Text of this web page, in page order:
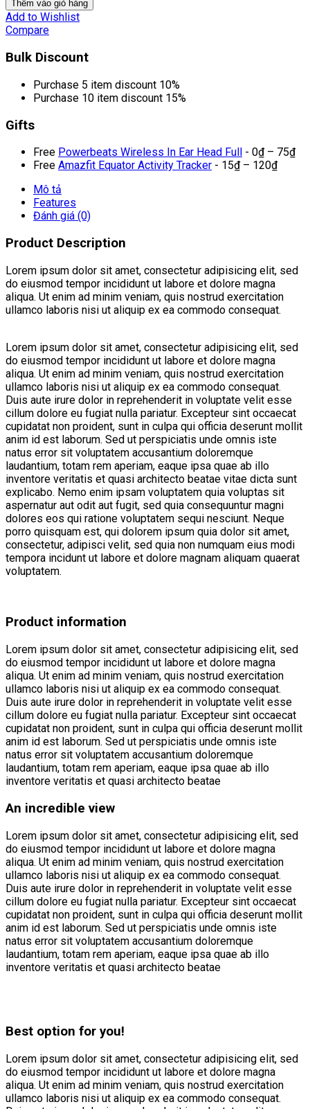
Thêm vào giỏ hàng
Add to Wishlist
Compare
Bulk Discount
Purchase 5 item discount 10%
Purchase 10 item discount 15%
Gifts
Free Powerbeats Wireless In Ear Head Full - 0₫– 75₫
Free Amazfit Equator Activity Tracker - 15₫– 120₫
Mô tả
Features
Đánh giá (0)
Product Description
Lorem ipsum dolor sit amet, consectetur adipisicing elit, sed
do eiusmod tempor incididunt ut labore et dolore magna
aliqua. Ut enim ad minim veniam, quis nostrud exercitation
ullamco laboris nisi ut aliquip ex ea commodo consequat.
Lorem ipsum dolor sit amet, consectetur adipisicing elit, sed
do eiusmod tempor incididunt ut labore et dolore magna
aliqua. Ut enim ad minim veniam, quis nostrud exercitation
ullamco laboris nisi ut aliquip ex ea commodo consequat.
Duis aute irure dolor in reprehenderit in voluptate velit esse
cillum dolore eu fugiat nulla pariatur. Excepteur sint occaecat
cupidatat non proident, sunt in culpa qui officia deserunt mollit
anim id est laborum. Sed ut perspiciatis unde omnis iste
natus error sit voluptatem accusantium doloremque
laudantium, totam rem aperiam, eaque ipsa quae ab illo
inventore veritatis et quasi architecto beatae vitae dicta sunt
explicabo. Nemo enim ipsam voluptatem quia voluptas sit
aspernatur aut odit aut fugit, sed quia consequuntur magni
dolores eos qui ratione voluptatem sequi nesciunt. Neque
porro quisquam est, qui dolorem ipsum quia dolor sit amet,
consectetur, adipisci velit, sed quia non numquam eius modi
tempora incidunt ut labore et dolore magnam aliquam quaerat
voluptatem.
Product information
Lorem ipsum dolor sit amet, consectetur adipisicing elit, sed
do eiusmod tempor incididunt ut labore et dolore magna
aliqua. Ut enim ad minim veniam, quis nostrud exercitation
ullamco laboris nisi ut aliquip ex ea commodo consequat.
Duis aute irure dolor in reprehenderit in voluptate velit esse
cillum dolore eu fugiat nulla pariatur. Excepteur sint occaecat
cupidatat non proident, sunt in culpa qui officia deserunt mollit
anim id est laborum. Sed ut perspiciatis unde omnis iste
natus error sit voluptatem accusantium doloremque
laudantium, totam rem aperiam, eaque ipsa quae ab illo
inventore veritatis et quasi architecto beatae
An incredible view
Lorem ipsum dolor sit amet, consectetur adipisicing elit, sed
do eiusmod tempor incididunt ut labore et dolore magna
aliqua. Ut enim ad minim veniam, quis nostrud exercitation
ullamco laboris nisi ut aliquip ex ea commodo consequat.
Duis aute irure dolor in reprehenderit in voluptate velit esse
cillum dolore eu fugiat nulla pariatur. Excepteur sint occaecat
cupidatat non proident, sunt in culpa qui officia deserunt mollit
anim id est laborum. Sed ut perspiciatis unde omnis iste
natus error sit voluptatem accusantium doloremque
laudantium, totam rem aperiam, eaque ipsa quae ab illo
inventore veritatis et quasi architecto beatae
Best option for you!
Lorem ipsum dolor sit amet, consectetur adipisicing elit, sed
do eiusmod tempor incididunt ut labore et dolore magna
aliqua. Ut enim ad minim veniam, quis nostrud exercitation
ullamco laboris nisi ut aliquip ex ea commodo consequat.